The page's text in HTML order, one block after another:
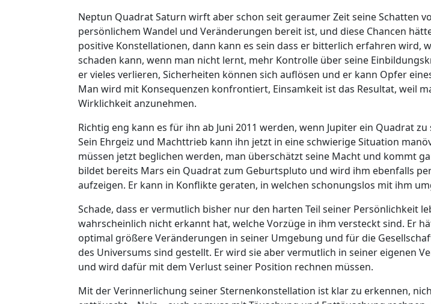
Neptun Quadrat Saturn wirft aber schon seit geraumer Zeit seine Schatten
persönlichem Wandel und Veränderungen bereit ist, und diese Chancen
positive Konstellationen, dann kann es sein dass er bitterlich erfahren wird,
schaden kann, wenn man nicht lernt, mehr Kontrolle über seine
er vieles verlieren, Sicherheiten können sich auflösen und er kann Opfer
Man wird mit Konsequenzen konfrontiert, Einsamkeit ist das Resultat, weil
Wirklichkeit anzunehmen.
Richtig eng kann es für ihn ab Juni 2011 werden, wenn Jupiter ein Quadrat
Sein Ehrgeiz und Machttrieb kann ihn jetzt in eine schwierige Situation
müssen jetzt beglichen werden, man überschätzt seine Macht und kommt
bildet bereits Mars ein Quadrat zum Geburtspluto und wird ihm ebenfalls
aufzeigen. Er kann in Konflikte geraten, in welchen schonungslos mit ihm
Schade, dass er vermutlich bisher nur den harten Teil seiner Persönlichkeit
wahrscheinlich nicht erkannt hat, welche Vorzüge in ihm versteckt sind. Er
optimal größere Veränderungen in seiner Umgebung und für die
des Universums sind gestellt. Er wird sie aber vermutlich in seiner eigenen
und wird dafür mit dem Verlust seiner Position rechnen müssen.
Mit der Verinnerlichung seiner Sternenkonstellation ist klar zu erkennen,